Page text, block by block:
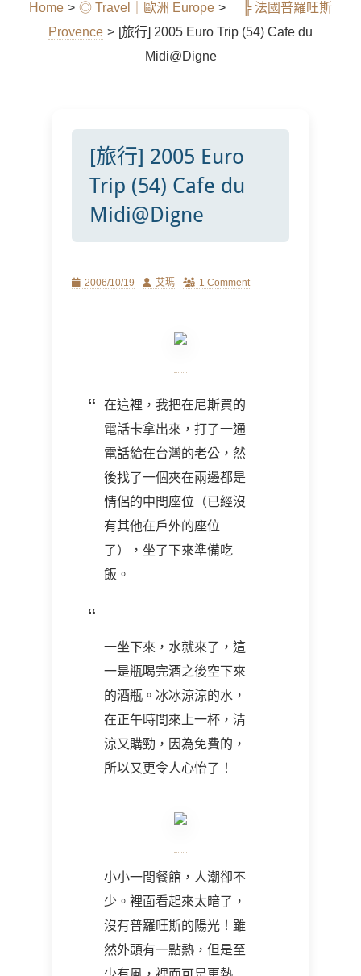
Home > ◎ Travel｜歐洲 Europe >
╠ 法國普羅旺斯
Provence > [旅行] 2005 Euro Trip (54) Cafe du
Midi@Digne
[旅行] 2005 Euro
Trip (54) Cafe du
Midi@Digne
Posted
2006/10/19 Author
艾瑪 1 Comment
在這裡，我把在尼斯買的
電話卡拿出來，打了一通
電話給在台灣的老公，然
後找了一個夾在兩邊都是
情侶的中間座位（已經沒
有其他在戶外的座位
了），坐了下來準備吃
飯。
一坐下來，水就來了，這
一是瓶喝完酒之後空下來
的酒瓶。冰冰涼涼的水，
在正午時間來上一杯，清
涼又購勁，因為免費的，
所以又更令人心怡了！
小小一間餐館，人潮卻不
少。裡面看起來太暗了，
沒有普羅旺斯的陽光！雖
然外頭有一點熱，但是至